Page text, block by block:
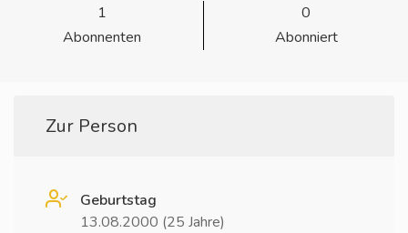
1
Abonnenten
0
Abonniert
Zur Person
Geburtstag
13.08.2000 (25 Jahre)